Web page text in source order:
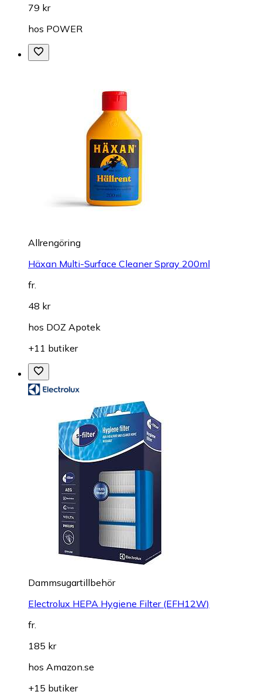
79 kr
hos POWER
Allrengöring
Häxan Multi-Surface Cleaner Spray 200ml
fr.
48 kr
hos DOZ Apotek
+11 butiker
Dammsugartillbehör
Electrolux HEPA Hygiene Filter (EFH12W)
fr.
185 kr
hos Amazon.se
+15 butiker